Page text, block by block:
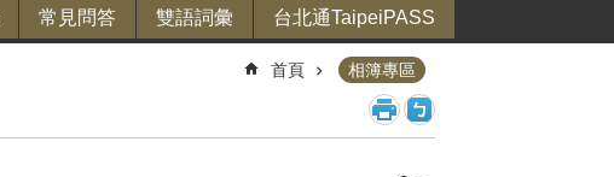
常見問答 雙語詞彙 台北通TaipeiPASS
首頁 相簿專區